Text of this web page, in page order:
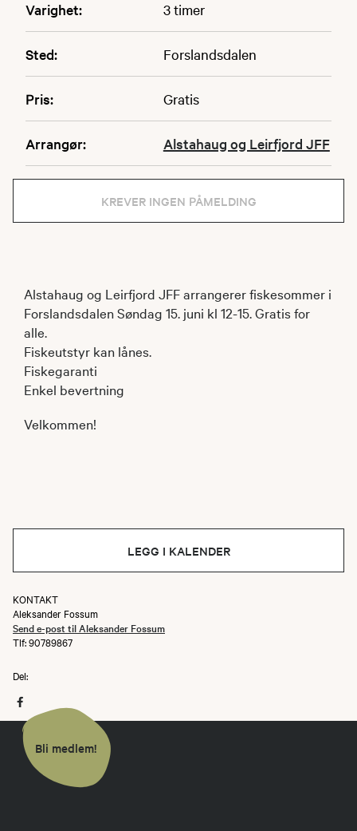
Varighet: 3 timer
Sted: Forslandsdalen
Pris: Gratis
Arrangør: Alstahaug og Leirfjord JFF
KREVER INGEN PÅMELDING
Alstahaug og Leirfjord JFF arrangerer fiskesommer i
Forslandsdalen Søndag 15. juni kl 12-15. Gratis for
alle.
Fiskeutstyr kan lånes.
Fiskegaranti
Enkel bevertning
Velkommen!
LEGG I KALENDER
KONTAKT
Aleksander Fossum
Send e-post til Aleksander Fossum
Tlf: 90789867
Del:
Bli medlem!